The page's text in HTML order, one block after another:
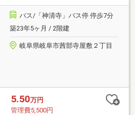
バス/「神清寺」バス停 停歩7分
築23年5ヶ月 / 2階建
岐阜県岐阜市茜部寺屋敷２丁目
5.50万円
管理費5,500円